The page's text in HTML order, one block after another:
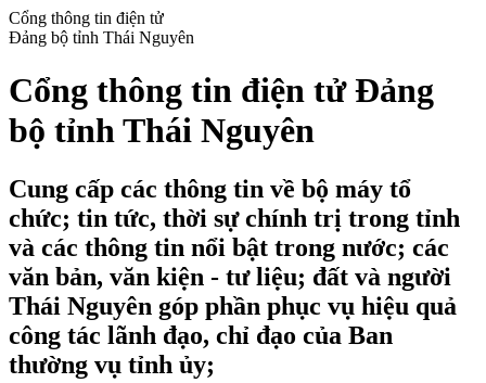
Cổng thông tin điện tử
Đảng bộ tỉnh Thái Nguyên
Cổng thông tin điện tử Đảng
bộ tỉnh Thái Nguyên
Cung cấp các thông tin về bộ máy tổ
chức; tin tức, thời sự chính trị trong tỉnh
và các thông tin nổi bật trong nước; các
văn bản, văn kiện - tư liệu; đất và người
Thái Nguyên góp phần phục vụ hiệu quả
công tác lãnh đạo, chỉ đạo của Ban
thường vụ tỉnh ủy;